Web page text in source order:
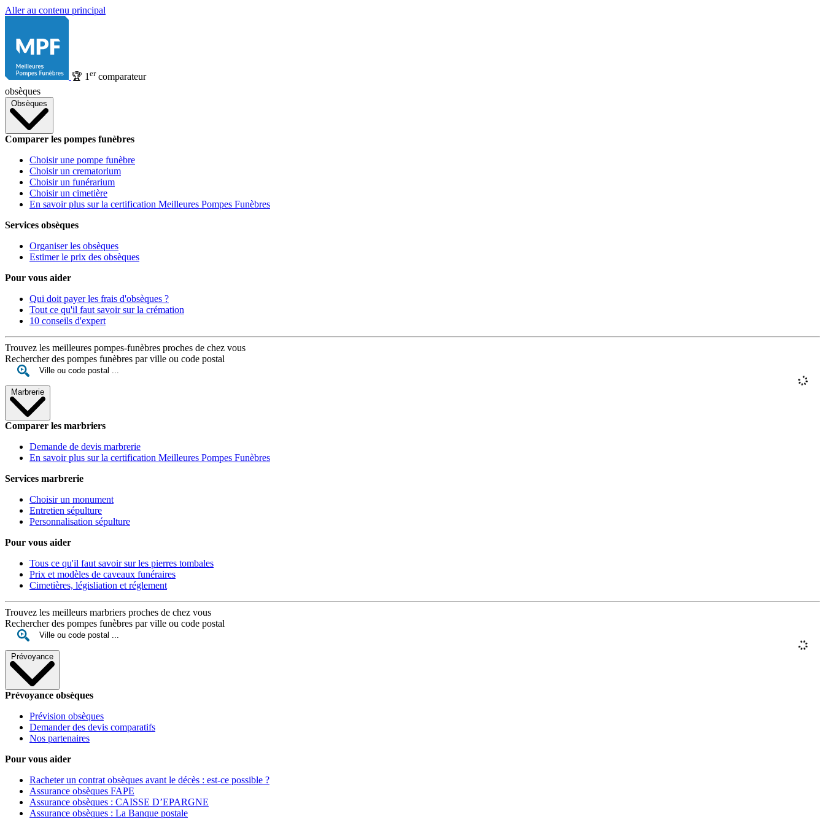
Aller au contenu principal
🏆 1 ercomparateur
obsèques
Obsèques
Comparer les pompes funèbres
Choisir une pompe funèbre
Choisir un crematorium
Choisir un funérarium
Choisir un cimetière
En savoir plus sur la certification Meilleures Pompes Funèbres
Services obsèques
Organiser les obsèques
Estimer le prix des obsèques
Pour vous aider
Qui doit payer les frais d'obsèques ?
Tout ce qu'il faut savoir sur la crémation
10 conseils d'expert
Trouvez les meilleures pompes-funèbres proches de chez vous
Rechercher des pompes funèbres par ville ou code postal
Marbrerie
Comparer les marbriers
Demande de devis marbrerie
En savoir plus sur la certification Meilleures Pompes Funèbres
Services marbrerie
Choisir un monument
Entretien sépulture
Personnalisation sépulture
Pour vous aider
Tous ce qu'il faut savoir sur les pierres tombales
Prix et modèles de caveaux funéraires
Cimetières, législiation et réglement
Trouvez les meilleurs marbriers proches de chez vous
Rechercher des pompes funèbres par ville ou code postal
Prévoyance
Prévoyance obsèques
Prévision obsèques
Demander des devis comparatifs
Nos partenaires
Pour vous aider
Racheter un contrat obsèques avant le décès : est-ce possible ?
Assurance obsèques FAPE
Assurance obsèques : CAISSE D’EPARGNE
Assurance obsèques : La Banque postale